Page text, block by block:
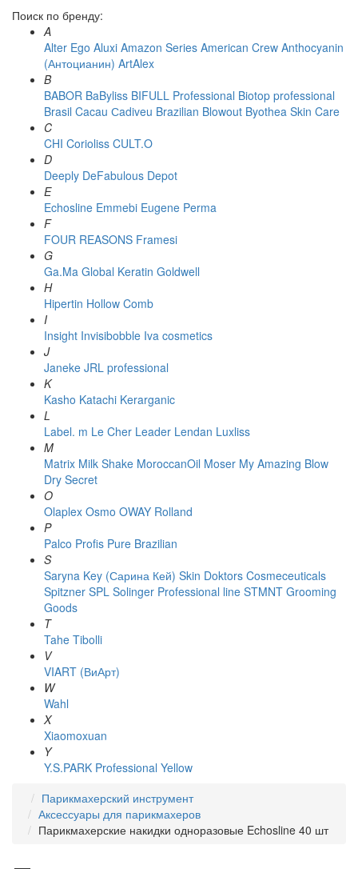
Поиск по бренду:
A
Alter Ego Aluxi Amazon Series American Crew Anthocyanin
(Антоцианин) ArtAlex
B
BABOR BaByliss BIFULL Professional Biotop professional
Brasil Cacau Сadiveu Brazilian Blowout Byothea Skin Care
C
CHI Corioliss CULT.O
D
Deeply DeFabulous Depot
E
Echosline Emmebi Eugene Perma
F
FOUR REASONS Framesi
G
Ga.Ma Global Keratin Goldwell
H
Hipertin Hollow Comb
I
Insight Invisibobble Iva cosmetics
J
Janeke JRL professional
K
Kasho Katachi Kerarganic
L
Label. m Le Cher Leader Lendan Luxliss
M
Matrix Milk Shake MoroccanOil Moser My Amazing Blow
Dry Secret
O
Olaplex Osmo OWAY Rolland
P
Palco Profis Pure Brazilian
S
Saryna Key (Сарина Кей) Skin Doktors Cosmeceuticals
Spitzner SPL Solinger Professional line STMNT Grooming
Goods
T
Tahe Tibolli
V
VIART (ВиАрт)
W
Wahl
X
Xiaomoxuan
Y
Y.S.PARK Professional Yellow
Парикмахерский инструмент
Аксессуары для парикмахеров
Парикмахерские накидки одноразовые Echosline 40 шт